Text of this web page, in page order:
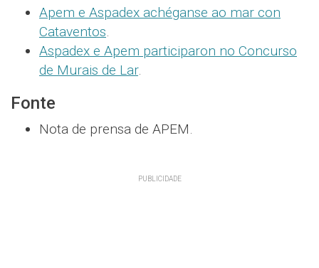
Apem e Aspadex achéganse ao mar con
Cataventos.
Aspadex e Apem participaron no Concurso
de Murais de Lar.
Fonte
Nota de prensa de APEM.